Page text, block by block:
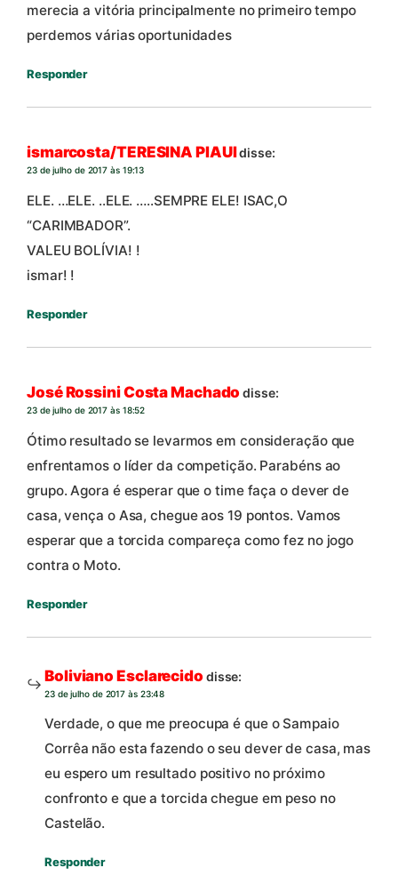
merecia a vitória principalmente no primeiro tempo
perdemos várias oportunidades
Responder
ismarcosta/TERESINA PIAUIdisse:
23 de julho de 2017 às 19:13
ELE. …ELE. ..ELE. …..SEMPRE ELE! ISAC,O
“CARIMBADOR”.
VALEU BOLÍVIA! !
ismar! !
Responder
José Rossini Costa Machado disse:
23 de julho de 2017 às 18:52
Ótimo resultado se levarmos em consideração que
enfrentamos o líder da competição. Parabéns ao
grupo. Agora é esperar que o time faça o dever de
casa, vença o Asa, chegue aos 19 pontos. Vamos
esperar que a torcida compareça como fez no jogo
contra o Moto.
Responder
Boliviano Esclarecido disse:
23 de julho de 2017 às 23:48
Verdade, o que me preocupa é que o Sampaio
Corrêa não esta fazendo o seu dever de casa, mas
eu espero um resultado positivo no próximo
confronto e que a torcida chegue em peso no
Castelão.
Responder